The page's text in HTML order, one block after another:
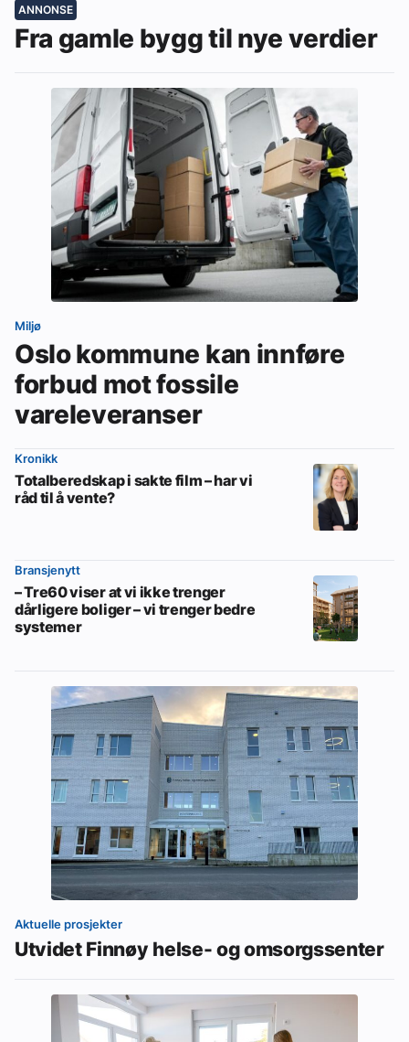
ANNONSE
Fra gamle bygg til nye verdier
Miljø
Oslo kommune kan innføre
forbud mot fossile
vareleveranser
Kronikk
Totalberedskap i sakte film – har vi
råd til å vente?
Bransjenytt
– Tre60 viser at vi ikke trenger
dårligere boliger – vi trenger bedre
systemer
Aktuelle prosjekter
Utvidet Finnøy helse- og omsorgssenter